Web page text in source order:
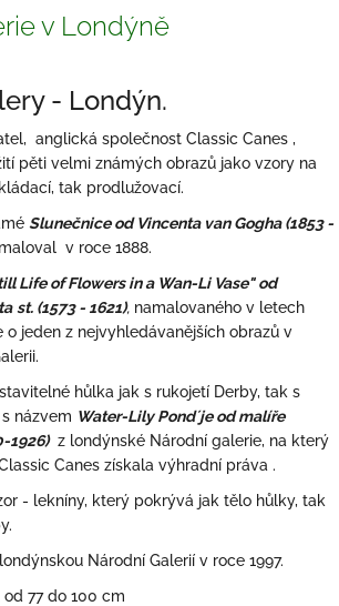
v Londýně
- Londýn.
anglická společnost Classic Canes ,
pěti velmi známých obrazů jako vzory na
tak prodlužovací.
Slunečnice od Vincenta van Gogha (1853 -
v roce 1888.
Life of Flowers in a Wan-Li Vase" od
st. (1573 - 1621), namalovaného v letech
o jeden z nejvyhledávanějších obrazů v
hůlka jak s rukojetí Derby, tak s
názvem Water-Lily Pond´je od malíře
1926)z londýnské Národní galerie, na který
Canes získala výhradní práva .
- lekníny, který pokrývá jak tělo hůlky, tak
Národní Galerií v roce 1997.
77 do 100 cm